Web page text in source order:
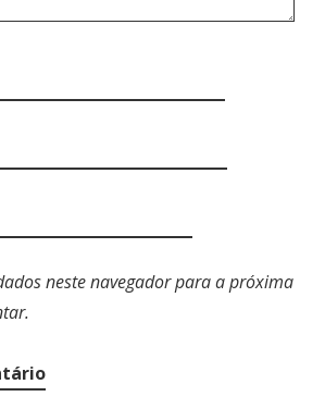
neste navegador para a próxima